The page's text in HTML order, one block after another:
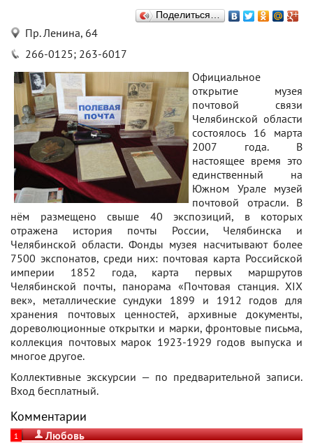
Поделиться…
Пр. Ленина, 64
266-0125; 263-6017
Официальное
открытие музея
почтовой связи
Челябинской области
состоялось 16 марта
2007 года. В
настоящее время это
единственный на
Южном Урале музей
почтовой отрасли. В
нём размещено свыше 40 экспозиций, в которых
отражена история почты России, Челябинска и
Челябинской области. Фонды музея насчитывают более
7500 экспонатов, среди них: почтовая карта Российской
империи 1852 года, карта первых маршрутов
Челябинской почты, панорама «Почтовая станция. XIX
век», металлические сундуки 1899 и 1912 годов для
хранения почтовых ценностей, архивные документы,
дореволюционные открытки и марки, фронтовые письма,
коллекция почтовых марок 1923-1929 годов выпуска и
многое другое.
Коллективные экскурсии — по предварительной записи.
Вход бесплатный.
Комментарии
1
Любовь